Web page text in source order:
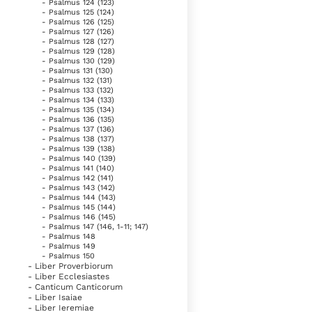
- Psalmus 124 (123)
- Psalmus 125 (124)
- Psalmus 126 (125)
- Psalmus 127 (126)
- Psalmus 128 (127)
- Psalmus 129 (128)
- Psalmus 130 (129)
- Psalmus 131 (130)
- Psalmus 132 (131)
- Psalmus 133 (132)
- Psalmus 134 (133)
- Psalmus 135 (134)
- Psalmus 136 (135)
- Psalmus 137 (136)
- Psalmus 138 (137)
- Psalmus 139 (138)
- Psalmus 140 (139)
- Psalmus 141 (140)
- Psalmus 142 (141)
- Psalmus 143 (142)
- Psalmus 144 (143)
- Psalmus 145 (144)
- Psalmus 146 (145)
- Psalmus 147 (146, 1-11; 147)
- Psalmus 148
- Psalmus 149
- Psalmus 150
- Liber Proverbiorum
- Liber Ecclesiastes
- Canticum Canticorum
- Liber Isaiae
- Liber Ieremiae